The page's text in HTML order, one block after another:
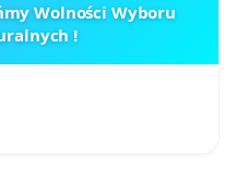
Wolności Wyboru
!